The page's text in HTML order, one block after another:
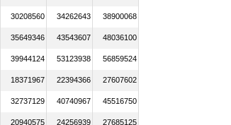
30208560 34262643 38900068
35649346 43543607 48036100
39944124 53123938 56859524
18371967 22394366 27607602
32737129 40740967 45516750
20940575 24256939 27685125